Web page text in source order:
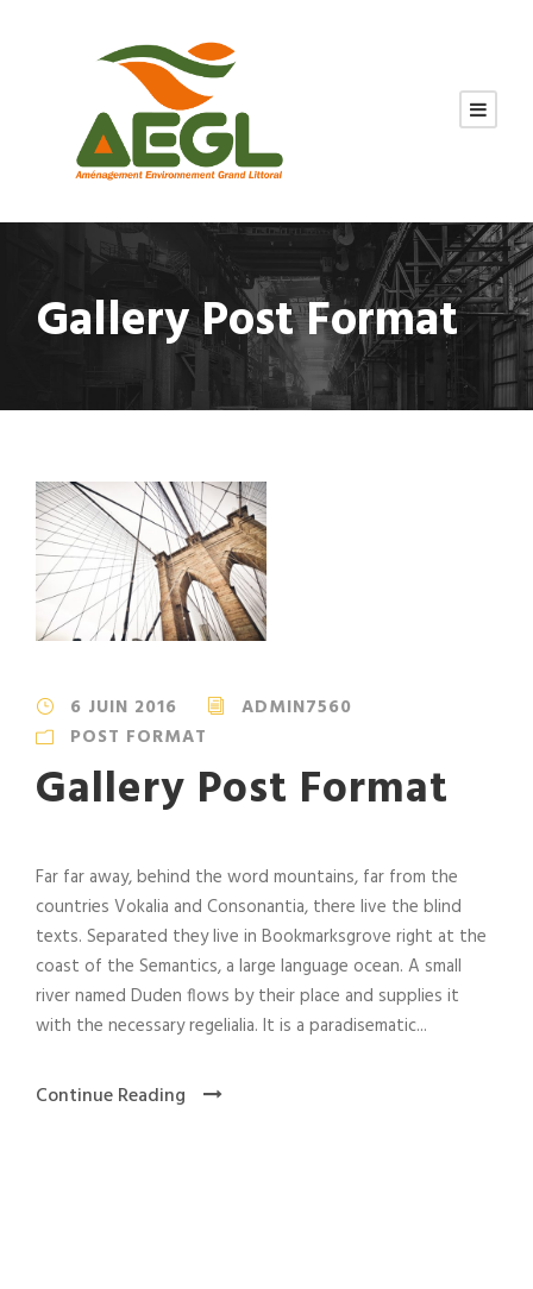
Gallery Post Format
6 JUIN 2016
ADMIN7560
POST FORMAT
Gallery Post Format
Far far away, behind the word mountains, far from the
countries Vokalia and Consonantia, there live the blind
texts. Separated they live in Bookmarksgrove right at the
coast of the Semantics, a large language ocean. A small
river named Duden flows by their place and supplies it
with the necessary regelialia. It is a paradisematic...
Continue Reading